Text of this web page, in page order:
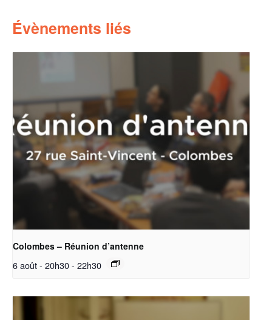
Évènements liés
Colombes – Réunion d’antenne
6 août - 20h30- 22h30